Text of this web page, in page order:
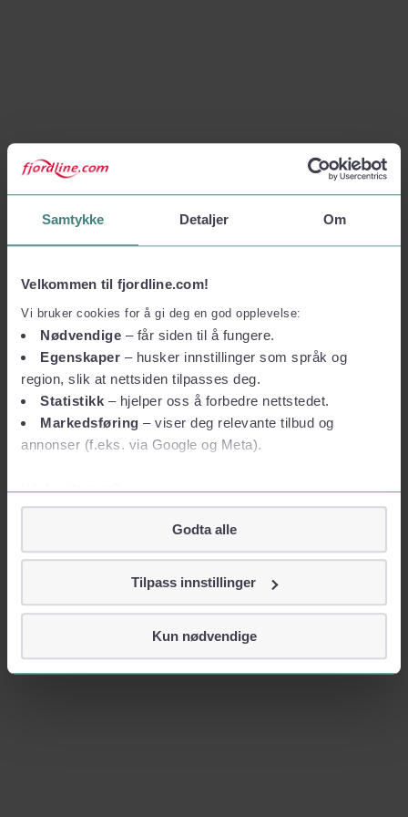
Samtykke Detaljer Om
Velkommen til fjordline.com!
Vi bruker cookies for å gi deg en god opplevelse:
Nødvendige – får siden til å fungere.
Egenskaper – husker innstillinger som språk og
region, slik at nettsiden tilpasses deg.
Statistikk – hjelper oss å forbedre nettstedet.
Markedsføring – viser deg relevante tilbud og
annonser (f.eks. via Google og Meta).
Vil du vite mer?
Om informasjonskapsler
Googles retningslinjer for personvern
Vi tar ditt personvern på alvor
identifiserer deg, som navn eller telefonnummer.
Godta alle
Tilpass innstillinger
Kun nødvendige